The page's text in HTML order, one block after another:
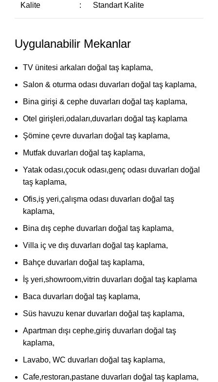
Kalite : Standart Kalite
Uygulanabilir Mekanlar
TV ünitesi arkaları doğal taş kaplama,
Salon & oturma odası duvarları doğal taş kaplama,
Bina girişi & cephe duvarları doğal taş kaplama,
Otel girişleri,odaları,duvarları doğal taş kaplama
Şömine çevre duvarları doğal taş kaplama,
Mutfak duvarları doğal taş kaplama,
Yatak odası,çocuk odası,genç odası duvarları doğal
taş kaplama,
Ofis,iş yeri,çalışma odası duvarları doğal taş
kaplama,
Bina dış cephe duvarları doğal taş kaplama,
Villa iç ve dış duvarları doğal taş kaplama,
Bahçe duvarları doğal taş kaplama,
İş yeri,showroom,vitrin duvarları doğal taş kaplama
Baca duvarları doğal taş kaplama,
Süs havuzu kenar duvarları doğal taş kaplama,
Apartman dışı cephe,giriş duvarları doğal taş
kaplama,
Lavabo, WC duvarları doğal taş kaplama,
Cafe,restoran,pastane duvarları doğal taş kaplama,